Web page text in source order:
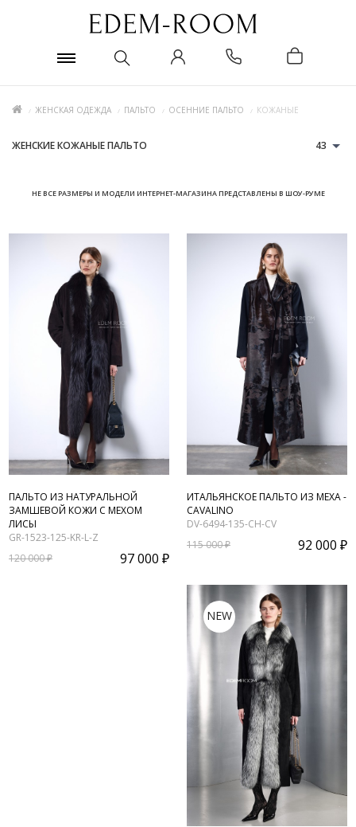
ЖЕНСКАЯ ОДЕЖДА ПАЛЬТО ОСЕННИЕ ПАЛЬТО КОЖАНЫЕ
ЖЕНСКИЕ КОЖАНЫЕ ПАЛЬТО
НЕ ВСЕ РАЗМЕРЫ И МОДЕЛИ ИНТЕРНЕТ-МАГАЗИНА ПРЕДСТАВЛЕНЫ В ШОУ-РУМЕ
43
ПАЛЬТО ИЗ НАТУРАЛЬНОЙ
ЗАМШЕВОЙ КОЖИ С МЕХОМ
ЛИСЫ
GR-1523-125-KR-L-Z
120 000 ₽
97 000 ₽
ИТАЛЬЯНСКОЕ ПАЛЬТО ИЗ МЕХА -
CAVALINO
DV-6494-135-CH-CV
115 000 ₽
92 000 ₽
NEW